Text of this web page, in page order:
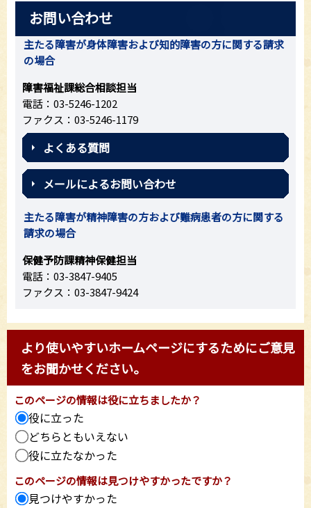
お問い合わせ
主たる障害が身体障害および知的障害の方に関する請求
の場合
障害福祉課総合相談担当
電話：03-5246-1202
ファクス：03-5246-1179
よくある質問
メールによるお問い合わせ
主たる障害が精神障害の方および難病患者の方に関する
請求の場合
保健予防課精神保健担当
電話：03-3847-9405
ファクス：03-3847-9424
より使いやすいホームページにするためにご意見
をお聞かせください。
このページの情報は役に立ちましたか？
役に立った
どちらともいえない
役に立たなかった
このページの情報は見つけやすかったですか？
見つけやすかった